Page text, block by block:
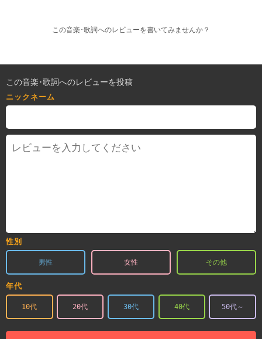
この音楽･歌詞へのレビューを書いてみませんか？
この音楽･歌詞へのレビューを投稿
ニックネーム
性別
男性 女性 その他
年代
10代 20代 30代 40代 50代～